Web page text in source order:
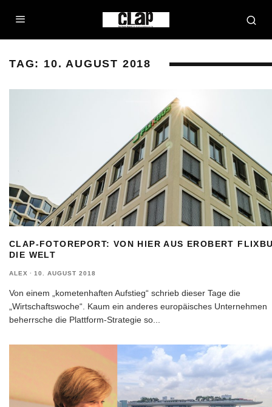
TAG: 10. AUGUST 2018
CLAP-FOTOREPORT: VON HIER AUS EROBERT
DIE WELT
ALEX · 10. AUGUST 2018
Von einem „kometenhaften Aufstieg“ schrieb dieser Tage die
„Wirtschaftswoche“. Kaum ein anderes europäisches Unternehmen
beherrsche die Plattform-Strategie so...